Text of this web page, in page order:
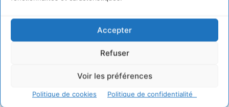
Accepter
Refuser
Voir les préférences
Politique de cookies Politique de confidentialité
du monde. L’eau, l’énergie, le transport et la propreté, tant
Environnement gère. Aujourd’hui le modèle est en crise.
Veolia doit faire face à la vague de remunicipalisation de la
gestion de l’eau en France et ailleurs. A coups de « Charte
publicitaires, Veolia n’échappe pas aux contradictions
responsable qu’elle veut se donner, et l’impact de ses